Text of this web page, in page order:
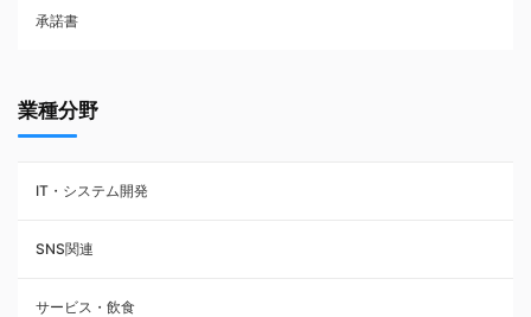
賃貸借契約
承諾書
業種分野
IT・システム開発
SNS関連
サービス・飲食